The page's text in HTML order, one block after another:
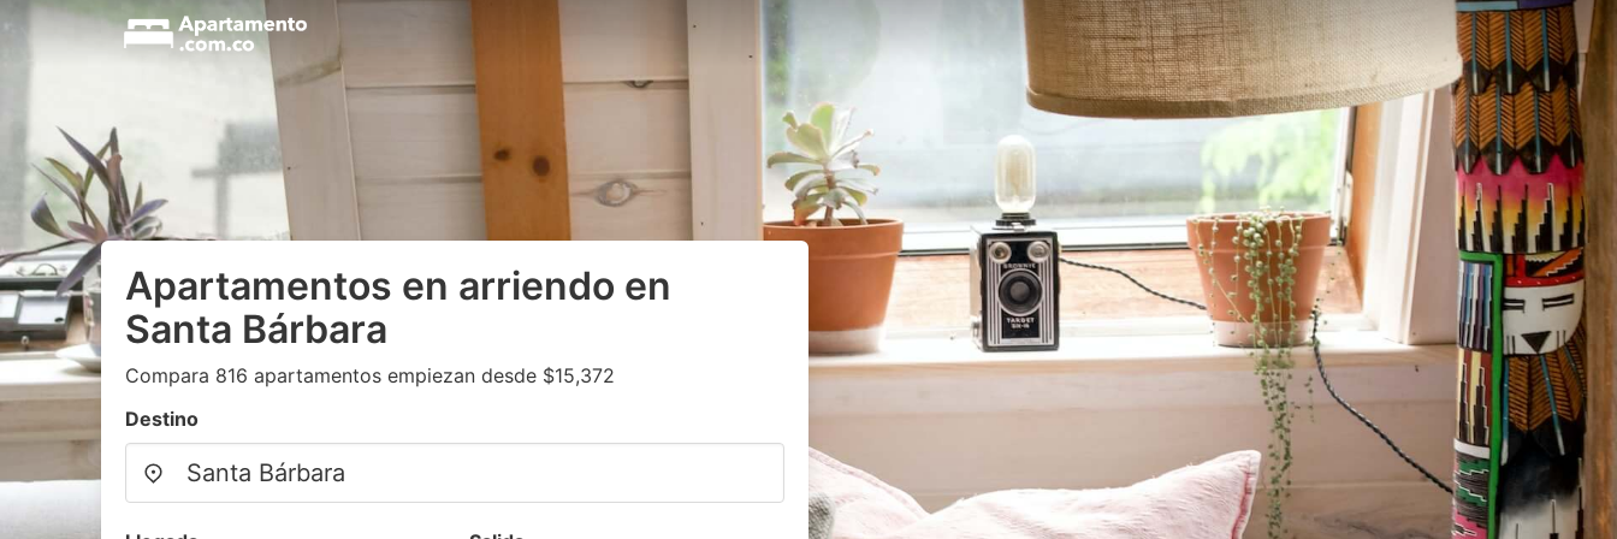
Apartamentos en arriendo en
Santa Bárbara
Compara 816 apartamentos empiezan desde $15,372
Destino